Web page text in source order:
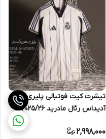
تیشرت کیت فوتبالی پلیری
آدیداس رئال مادرید 2025/26
MADRID 2025/26 2XL
2,998,000